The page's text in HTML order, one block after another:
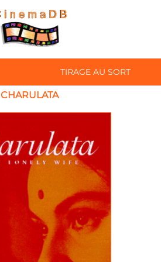
TIRAGE AU SORT
CHARULATA